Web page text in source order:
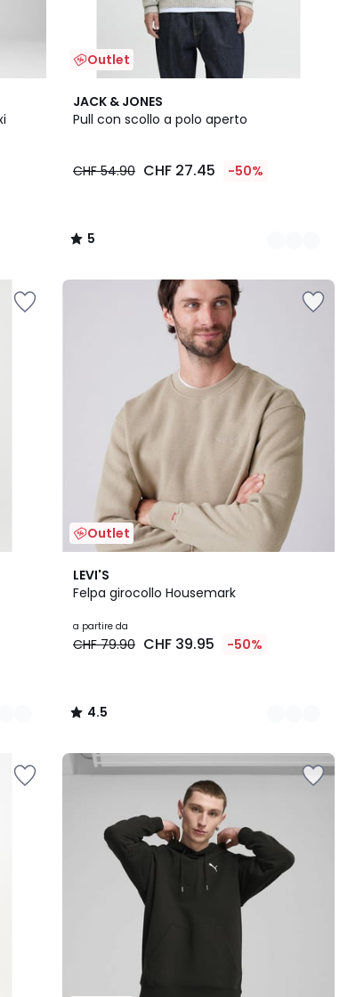
Outlet
JACK & JONES
Pull con scollo a polo aperto
CHF 54.90 CHF 27.45 -50%
5
/
2
Colori
5
/
Outlet
LEVI'S
Felpa girocollo Housemark
a partire da
CHF 79.90 CHF 39.95 -50%
4.5
/ 5
2
Colori
4.5
/